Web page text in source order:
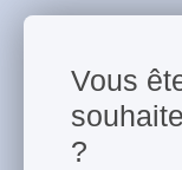
Vous
?